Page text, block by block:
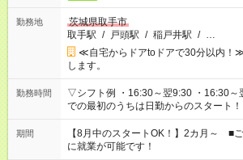
勤務地
茨城県取手市
取手駅 / 戸頭駅 / 稲戸井駅 / …
≪自宅からドアtoドアで30分以内！
します。
勤務時間
▽シフト例 ・16:30～翌9:30 ・16:30～
での最初のうちは日勤からのスタート！ ※Wワーク希望の方へ
複数就業の場合は、合計40時間以内。
期間
【8月中のスタートOK！】2カ月～ ■
に就業が可能です！